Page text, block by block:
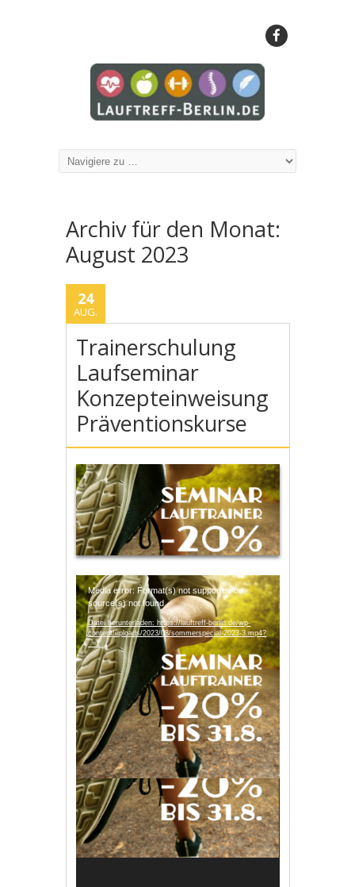
Archiv für den Monat:
August 2023
24
AUG.
Trainerschulung
Laufseminar
Konzepteinweisung
Präventionskurse
Video-
Player
Media error: Format(s) not supported or
source(s) not found
Datei herunterladen: https://lauftreff-berlin.de/wp-
content/uploads/2023/08/sommerspecial-2023-3.mp4?
_=1